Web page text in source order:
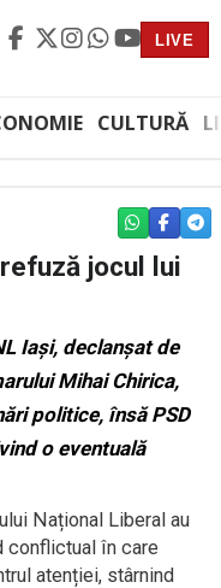
LIVE
CULTURĂ
WHATSAPP
jocul lui
Iași, declanșat de
Mihai Chirica,
politice, însă PSD
o eventuală
Național Liberal au
conflictual în care
atenției, stârnind